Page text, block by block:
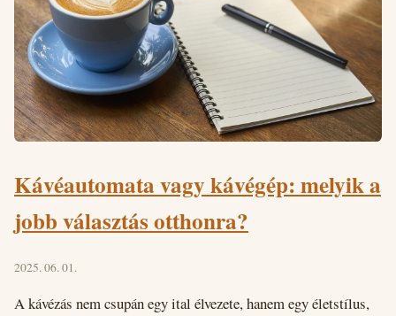
Kávéautomata vagy kávégép: melyik a
jobb választás otthonra?
2025. 06. 01.
A kávézás nem csupán egy ital élvezete, hanem egy életstílus,